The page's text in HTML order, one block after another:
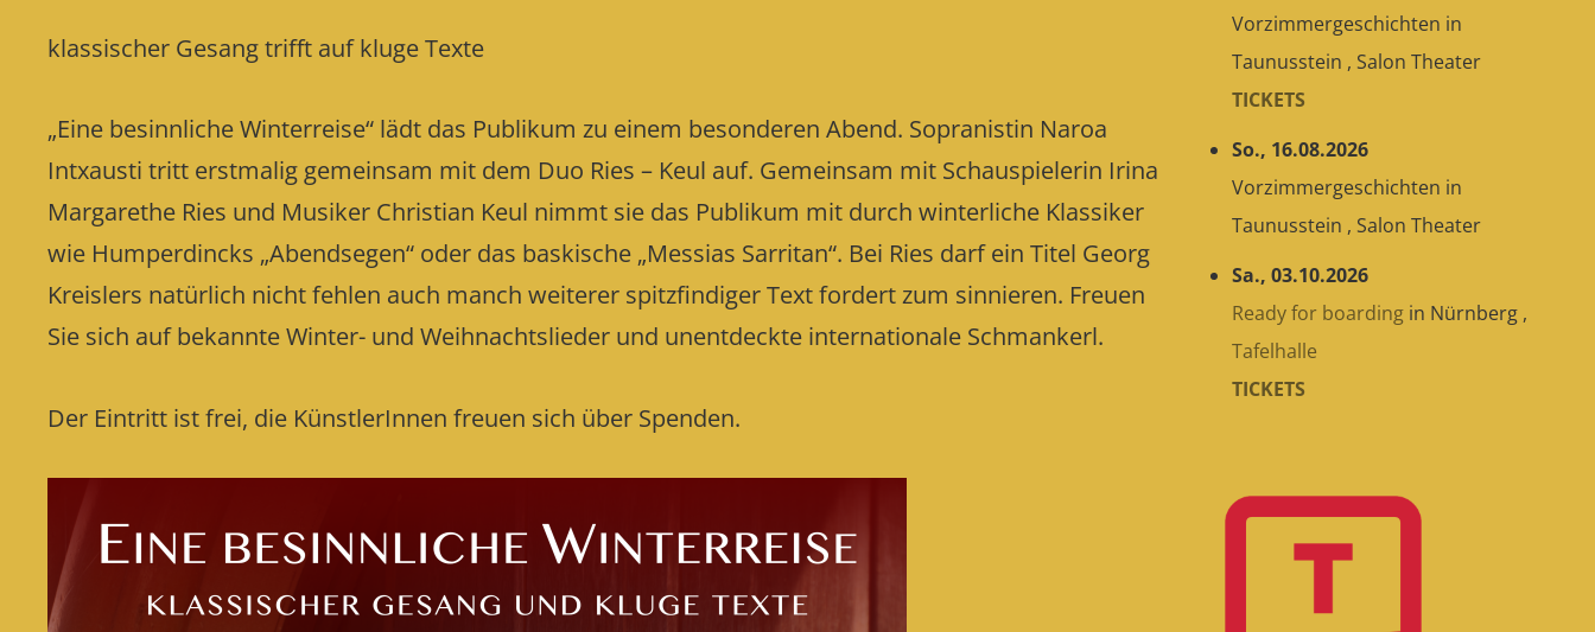
klassischer Gesang trifft auf kluge Texte
„Eine besinnliche Winterreise“ lädt das Publikum zu einem besonderen Abend. Sopranistin Naroa
Intxausti tritt erstmalig gemeinsam mit dem Duo Ries – Keul auf. Gemeinsam mit Schauspielerin Irina
Margarethe Ries und Musiker Christian Keul nimmt sie das Publikum mit durch winterliche Klassiker
wie Humperdincks „Abendsegen“ oder das baskische „Messias Sarritan“. Bei Ries darf ein Titel Georg
Kreislers natürlich nicht fehlen auch manch weiterer spitzfindiger Text fordert zum sinnieren. Freuen
Sie sich auf bekannte Winter- und Weihnachtslieder und unentdeckte internationale Schmankerl.
Der Eintritt ist frei, die KünstlerInnen freuen sich über Spenden.
Vorzimmergeschichten in
Taunusstein , Salon Theater
TICKETS
So., 16.08.2026
Vorzimmergeschichten in
Taunusstein , Salon Theater
Sa., 03.10.2026
Ready for boarding in Nürnberg ,
Tafelhalle
TICKETS